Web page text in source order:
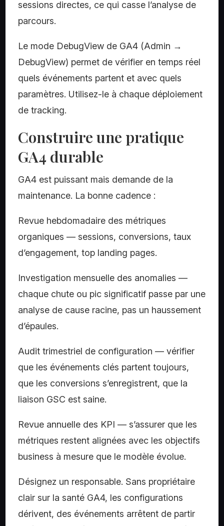
sessions directes, ce qui casse l’analyse de
parcours.
Le mode DebugView de GA4 (Admin →
DebugView) permet de vérifier en temps réel
quels événements partent et avec quels
paramètres. Utilisez-le à chaque déploiement
de tracking.
Construire une pratique
GA4 durable
GA4 est puissant mais demande de la
maintenance. La bonne cadence :
Revue hebdomadaire des métriques
organiques — sessions, conversions, taux
d’engagement, top landing pages.
Investigation mensuelle des anomalies —
chaque chute ou pic significatif passe par une
analyse de cause racine, pas un haussement
d’épaules.
Audit trimestriel de configuration — vérifier
que les événements clés partent toujours,
que les conversions s’enregistrent, que la
liaison GSC est saine.
Revue annuelle des KPI — s’assurer que les
métriques restent alignées avec les objectifs
business à mesure que le modèle évolue.
Désignez un responsable. Sans propriétaire
clair sur la santé GA4, les configurations
dérivent, des événements arrêtent de partir